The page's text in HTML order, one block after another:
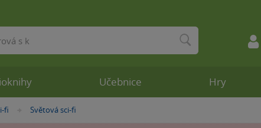
fi »
Světová sci-fi
Učebnice Hry